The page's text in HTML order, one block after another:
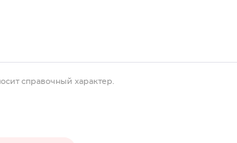
справочный характер.